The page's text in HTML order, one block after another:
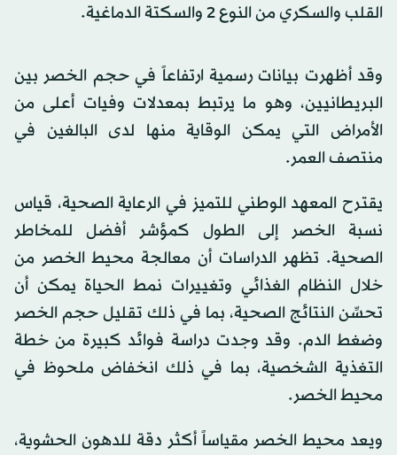
القلب والسكري من النوع 2 والسكتة الدماغية.
وقد أظهرت بيانات رسمية ارتفاعاً في حجم الخصر بين
البريطانيين، وهو ما يرتبط بمعدلات وفيات أعلى من
الأمراض التي يمكن الوقاية منها لدى البالغين في
منتصف العمر.
يقترح المعهد الوطني للتميز في الرعاية الصحية، قياس
نسبة الخصر إلى الطول كمؤشر أفضل للمخاطر
الصحية. تظهر الدراسات أن معالجة محيط الخصر من
خلال النظام الغذائي وتغييرات نمط الحياة يمكن أن
تحسِّن النتائج الصحية، بما في ذلك تقليل حجم الخصر
وضغط الدم. وقد وجدت دراسة فوائد كبيرة من خطة
التغذية الشخصية، بما في ذلك انخفاض ملحوظ في
محيط الخصر.
ويعد محيط الخصر مقياساً أكثر دقة للدهون الحشوية،